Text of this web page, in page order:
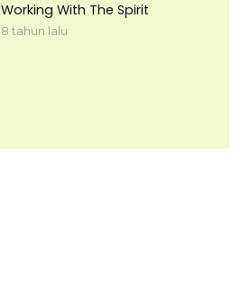
Working With The Spirit
8 tahun lalu